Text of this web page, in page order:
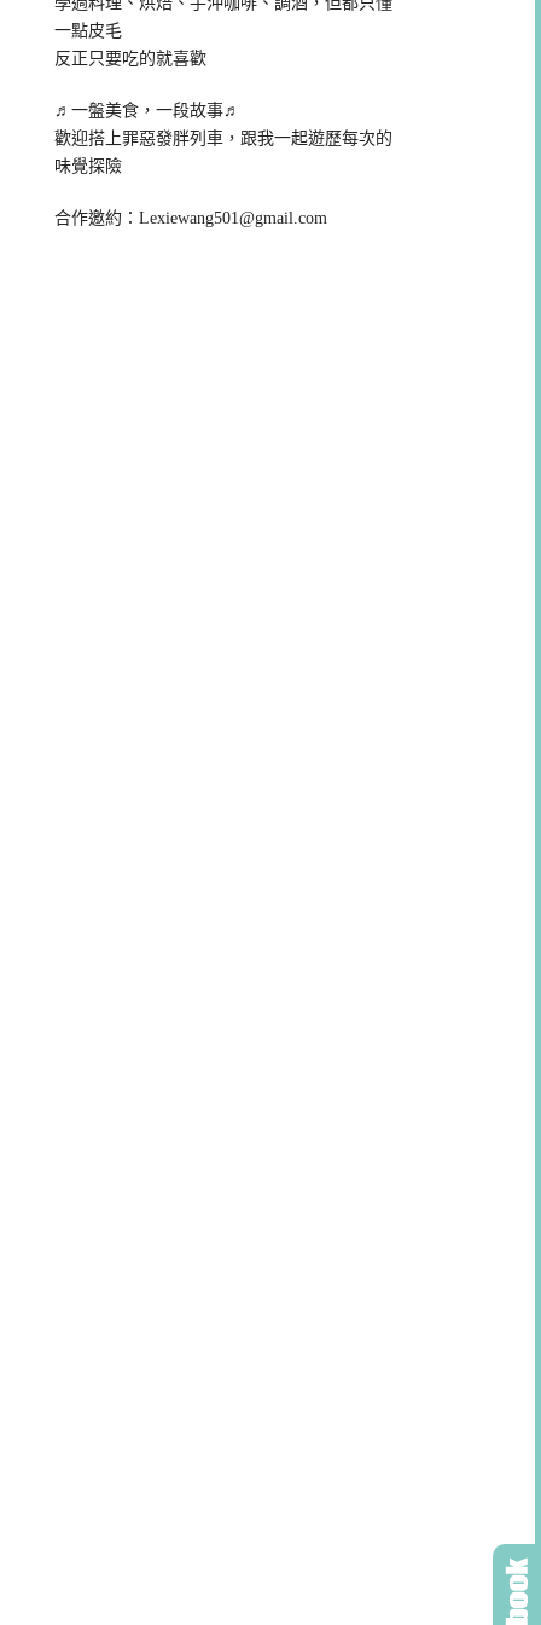
一點皮毛
反正只要吃的就喜歡
♬一盤美食，一段故事♬
歡迎搭上罪惡發胖列車，跟我一起遊歷每次的
味覺探險
合作邀約：Lexiewang501@gmail.com